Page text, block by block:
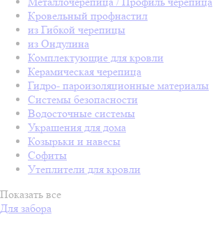
Кровельный профнастил
из Гибкой черепицы
из Ондулина
Комплектующие для кровли
Керамическая черепица
Гидро- пароизоляционные материалы
Системы безопасности
Водосточные системы
Украшения для дома
Козырьки и навесы
Софиты
Утеплители для кровли
Показать все
Для забора